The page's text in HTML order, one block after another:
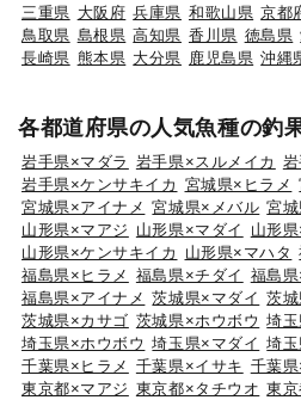
三重県 大阪府 兵庫県 和歌山県 京都
鳥取県 島根県 高知県 香川県 徳島県
長崎県 熊本県 大分県 鹿児島県 沖縄
各都道府県の人気魚種の釣
岩手県×マダラ 岩手県×スルメイカ
岩手県×ケンサキイカ 宮城県×ヒラメ
宮城県×アイナメ 宮城県×メバル 宮
山形県×マアジ 山形県×マダイ
山形
山形県×ケンサキイカ
山形県×マハタ
福島県×ヒラメ 福島県×チダイ 福島
福島県×アイナメ 茨城県×マダイ 茨
茨城県×カサゴ 茨城県×ホウボウ 埼
埼玉県×ホウボウ 埼玉県×マダイ 埼
千葉県×ヒラメ 千葉県×イサキ 千葉
東京都×マアジ 東京都×タチウオ 東